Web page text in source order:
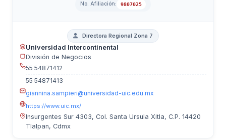
No. Afiliación: 9807025
Directora Regional Zona 7
Universidad Intercontinental
División de Negocios
55 54871412
55 54871413
giannina.sampieri@universidad-uic.edu.mx
https://www.uic.mx/
Insurgentes Sur 4303, Col. Santa Ursula Xitla, C.P. 14420
Tlalpan, Cdmx